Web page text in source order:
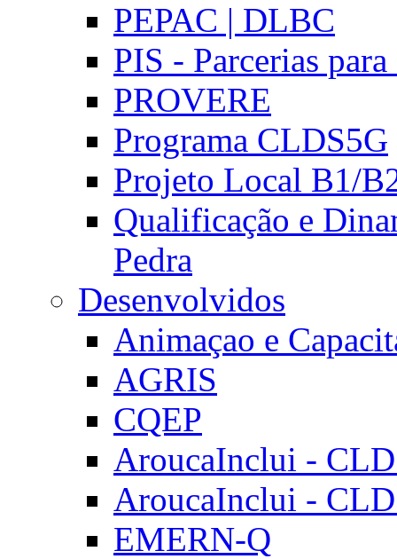
PEPAC | DLBC
PIS - Parcerias
PROVERE
Programa CLDS5G
Projeto Local B1/
Qualificação e
Pedra
Desenvolvidos
Animaçao e
AGRIS
CQEP
AroucaInclui -
AroucaInclui -
EMERN-Q